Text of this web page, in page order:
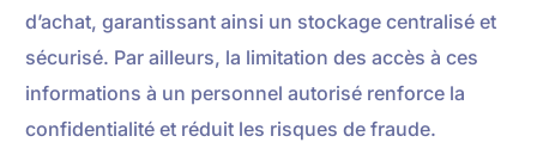
d’achat, garantissant ainsi un stockage centralisé et
sécurisé. Par ailleurs, la limitation des accès à ces
informations à un personnel autorisé renforce la
confidentialité et réduit les risques de fraude.